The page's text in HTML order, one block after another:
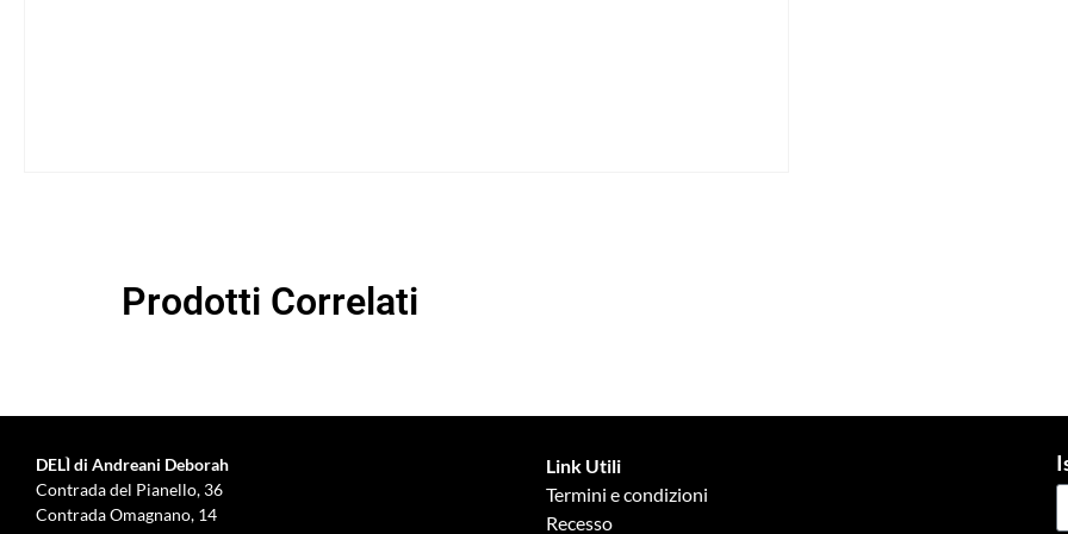
Prodotti Correlati
DELÌ di Andreani Deborah
Contrada del Pianello, 36
Contrada Omagnano, 14
Link Utili
Termini e condizioni
Recesso